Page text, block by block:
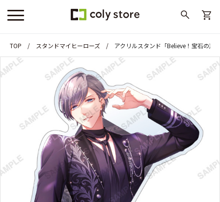
TOP スタンドマイヒーローズ アクリルスタンド「Believe！宝石の声